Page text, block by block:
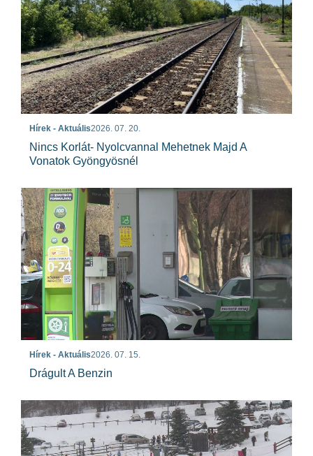
Hírek - Aktuális2026. 07. 20.
Nincs Korlát- Nyolcvannal Mehetnek Majd A
Vonatok Gyöngyösnél
Hírek - Aktuális2026. 07. 15.
Drágult A Benzin